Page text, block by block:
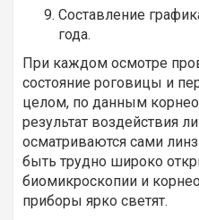
Составление
года.
При каждом осмотре
состояние роговицы и
целом, по данным
результат воздействия
осматриваются сами
быть трудно широко
биомикроскопии и
приборы ярко светят.